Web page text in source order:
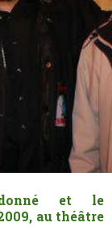
et le
au théâtre